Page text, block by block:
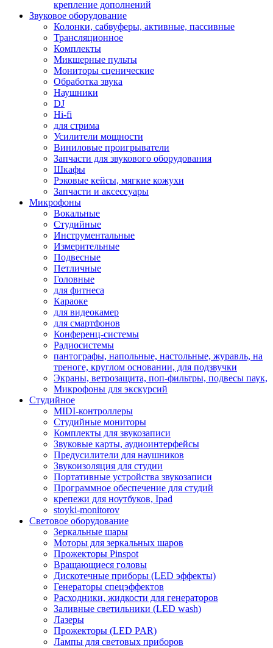
крепление дополнений
Звуковое оборудование
Колонки, сабвуферы, активные, пассивные
Трансляционное
Комплекты
Микшерные пульты
Мониторы сценические
Обработка звука
Наушники
DJ
Hi-fi
для стрима
Усилители мощности
Виниловые проигрыватели
Запчасти для звукового оборудования
Шкафы
Рэковые кейсы, мягкие кожухи
Запчасти и аксессуары
Микрофоны
Вокальные
Студийные
Инструментальные
Измерительные
Подвесные
Петличные
Головные
для фитнеса
Караоке
для видеокамер
для смартфонов
Конференц-системы
Радиосистемы
пантографы, напольные, настольные, журавль, на
треноге, круглом основании, для подзвучки
Экраны, ветрозащита, поп-фильтры, подвесы паук,
Микрофоны для экскурсий
Студийное
MIDI-контроллеры
Студийные мониторы
Комплекты для звукозаписи
Звуковые карты, аудиоинтерфейсы
Предусилители для наушников
Звукоизоляция для студии
Портативные устройства звукозаписи
Программное обеспечение для студий
крепежи для ноутбуков, Ipad
stoyki-monitorov
Световое оборудование
Зеркальные шары
Моторы для зеркальных шаров
Прожекторы Pinspot
Вращающиеся головы
Дискотечные приборы (LED эффекты)
Генераторы спецэффектов
Расходники, жидкости для генераторов
Заливные светильники (LED wash)
Лазеры
Прожекторы (LED PAR)
Лампы для световых приборов